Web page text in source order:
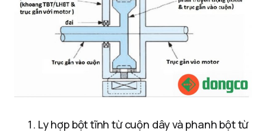
Ly hợp bột tĩnh từ cuộn dây và phanh bột từ